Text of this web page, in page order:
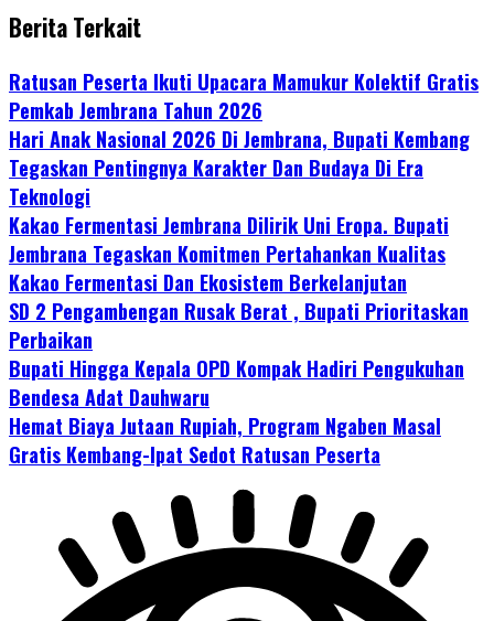
Berita Terkait
Ratusan Peserta Ikuti Upacara Mamukur Kolektif Gratis
Pemkab Jembrana Tahun 2026
Hari Anak Nasional 2026 Di Jembrana, Bupati Kembang
Tegaskan Pentingnya Karakter Dan Budaya Di Era
Teknologi
Kakao Fermentasi Jembrana Dilirik Uni Eropa. Bupati
Jembrana Tegaskan Komitmen Pertahankan Kualitas
Kakao Fermentasi Dan Ekosistem Berkelanjutan
SD 2 Pengambengan Rusak Berat , Bupati Prioritaskan
Perbaikan
Bupati Hingga Kepala OPD Kompak Hadiri Pengukuhan
Bendesa Adat Dauhwaru
Hemat Biaya Jutaan Rupiah, Program Ngaben Masal
Gratis Kembang-Ipat Sedot Ratusan Peserta